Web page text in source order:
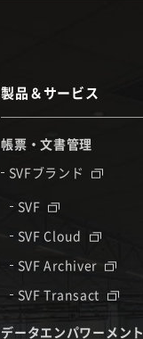
製品＆サービス
帳票・文書管理
SVFブランド
SVF
SVF Cloud
SVF Archiver
SVF Transact
データエンパワーメント